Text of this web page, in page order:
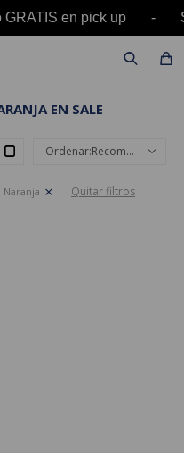
GRATIS en pick
EN SALE
Recomendados
Naranja Quitar filtros